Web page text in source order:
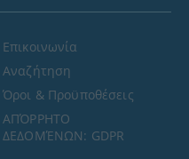
Επικοινωνία
Αναζήτηση
Όροι & Προϋποθέσεις
ΑΠΌΡΡΗΤΟ
ΔΕΔΟΜΈΝΩΝ: GDPR